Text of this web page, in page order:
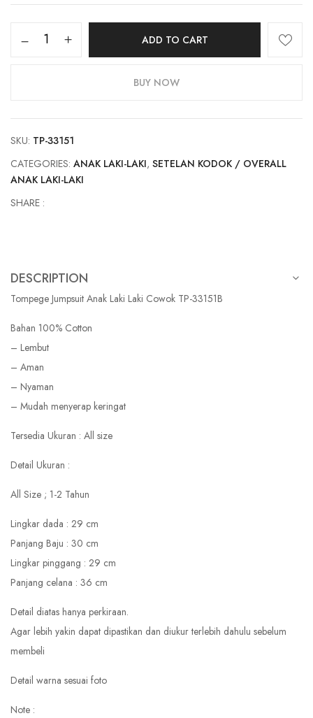
Tompege
Jumpsuit
33151B
quantity
ADD TO CART
BUY NOW
SKU: TP-33151
CATEGORIES: ANAK LAKI-LAKI, SETELAN KODOK / OVERALL
ANAK LAKI-LAKI
SHARE :
DESCRIPTION
Tompege Jumpsuit Anak Laki Laki Cowok TP-33151B
Bahan 100% Cotton
– Lembut
– Aman
– Nyaman
– Mudah menyerap keringat
Tersedia Ukuran : All size
Detail Ukuran :
All Size ; 1-2 Tahun
Lingkar dada : 29 cm
Panjang Baju : 30 cm
Lingkar pinggang : 29 cm
Panjang celana : 36 cm
Detail diatas hanya perkiraan.
Agar lebih yakin dapat dipastikan dan diukur terlebih dahulu sebelum
membeli
Detail warna sesuai foto
Note :